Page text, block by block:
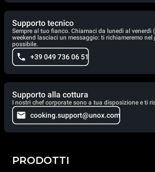
Supporto tecnico
Sempre al tuo fianco. Chiamaci da lunedì al venerdì
weekend lasciaci un messaggio: ti richiameremo nel
possibile.
+39 049 736 06 51
Supporto alla cottura
I nostri chef corporate sono a tua disposizione e ti
cooking.support@unox.com
PRODOTTI